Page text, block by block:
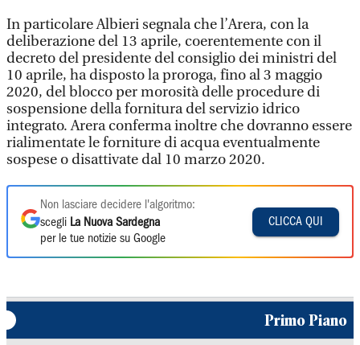
In particolare Albieri segnala che l’Arera, con la
deliberazione del 13 aprile, coerentemente con il
decreto del presidente del consiglio dei ministri del
10 aprile, ha disposto la proroga, fino al 3 maggio
2020, del blocco per morosità delle procedure di
sospensione della fornitura del servizio idrico
integrato. Arera conferma inoltre che dovranno essere
rialimentate le forniture di acqua eventualmente
sospese o disattivate dal 10 marzo 2020.
Non lasciare decidere l'algoritmo:
scegli La Nuova Sardegna
per le tue notizie su Google
CLICCA QUI
Primo Piano